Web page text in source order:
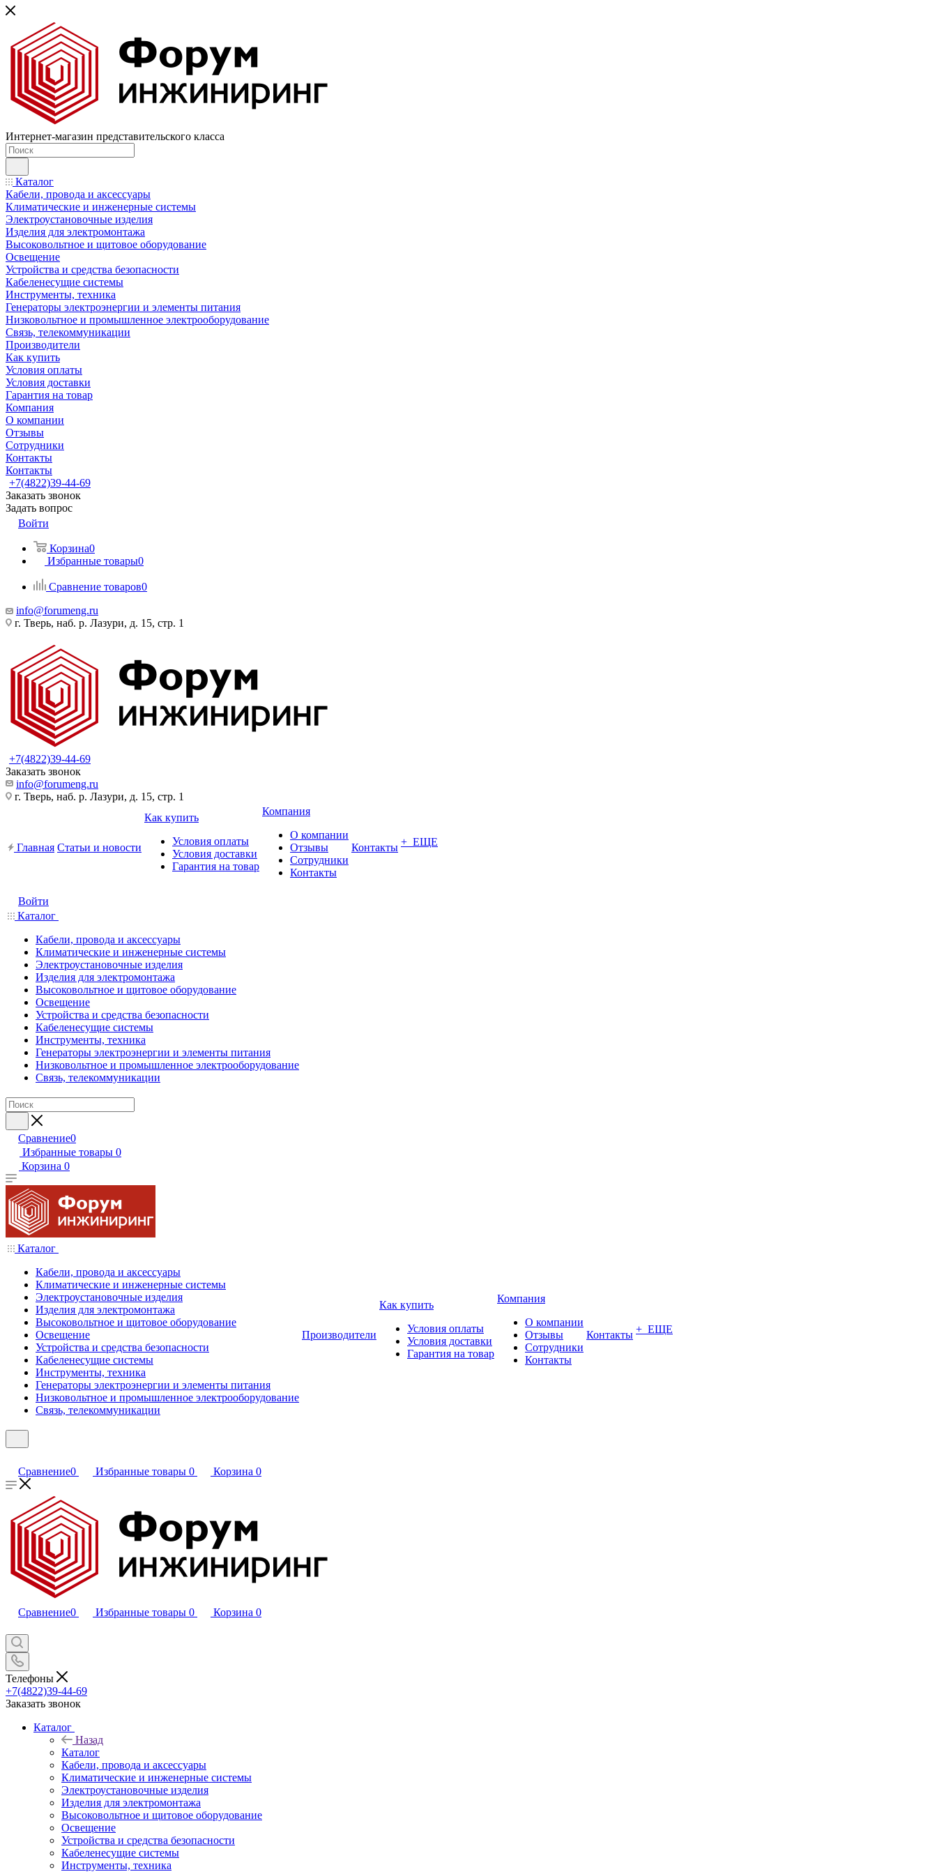
Интернет-магазин представительского класса
Каталог
Кабели, провода и аксессуары
Климатические и инженерные системы
Электроустановочные изделия
Изделия для электромонтажа
Высоковольтное и щитовое оборудование
Освещение
Устройства и средства безопасности
Кабеленесущие системы
Инструменты, техника
Генераторы электроэнергии и элементы питания
Низковольтное и промышленное электрооборудование
Связь, телекоммуникации
Производители
Как купить
Условия оплаты
Условия доставки
Гарантия на товар
Компания
О компании
Отзывы
Сотрудники
Контакты
Контакты
+7(4822)39-44-69
Заказать звонок
Задать вопрос
Войти
Корзина0
Избранные товары0
Сравнение товаров0
info@forumeng.ru
г. Тверь, наб. р. Лазури, д. 15, стр. 1
+7(4822)39-44-69
Заказать звонок
info@forumeng.ru
г. Тверь, наб. р. Лазури, д. 15, стр. 1
Главная Статьи и новости
Как купить
Условия оплаты
Условия доставки
Гарантия на товар
Компания
О компании
Отзывы
Сотрудники
Контакты
Контакты + ЕЩЕ
Войти
Каталог
Кабели, провода и аксессуары
Климатические и инженерные системы
Электроустановочные изделия
Изделия для электромонтажа
Высоковольтное и щитовое оборудование
Освещение
Устройства и средства безопасности
Кабеленесущие системы
Инструменты, техника
Генераторы электроэнергии и элементы питания
Низковольтное и промышленное электрооборудование
Связь, телекоммуникации
Сравнение0
Избранные товары 0
Корзина 0
Каталог
Кабели, провода и аксессуары
Климатические и инженерные системы
Электроустановочные изделия
Изделия для электромонтажа
Высоковольтное и щитовое оборудование
Освещение
Устройства и средства безопасности
Кабеленесущие системы
Инструменты, техника
Генераторы электроэнергии и элементы питания
Низковольтное и промышленное электрооборудование
Связь, телекоммуникации
Производители
Как купить
Условия оплаты
Условия доставки
Гарантия на товар
Компания
О компании
Отзывы
Сотрудники
Контакты
Контакты + ЕЩЕ
Сравнение0 Избранные товары 0 Корзина 0
Сравнение0 Избранные товары 0 Корзина 0
Телефоны
+7(4822)39-44-69
Заказать звонок
Каталог
Назад
Каталог
Кабели, провода и аксессуары
Климатические и инженерные системы
Электроустановочные изделия
Изделия для электромонтажа
Высоковольтное и щитовое оборудование
Освещение
Устройства и средства безопасности
Кабеленесущие системы
Инструменты, техника